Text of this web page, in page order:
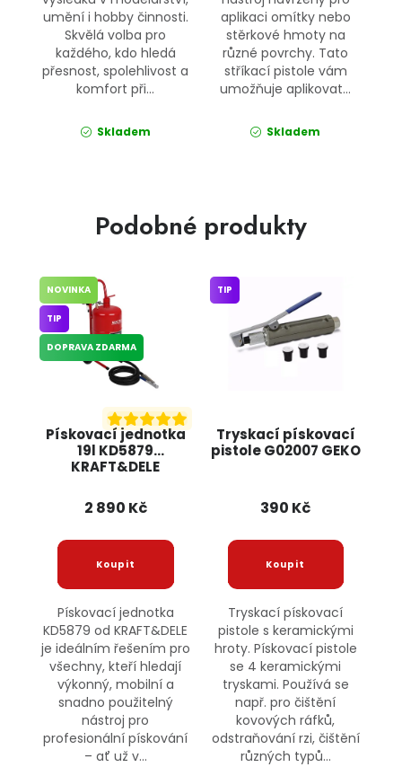
umění i hobby činnosti.
Skvělá volba pro
každého, kdo hledá
přesnost, spolehlivost a
komfort při...
Skladem
aplikaci omítky nebo
stěrkové hmoty na
různé povrchy. Tato
stříkací pistole vám
umožňuje aplikovat...
Skladem
Podobné produkty
Pískovací jednotka
19l KD5879
KRAFT&DELE
NOVINKA
TIP
DOPRAVA ZDARMA
2 890 Kč
Pískovací jednotka
KD5879 od KRAFT&DELE
je ideálním řešením pro
všechny, kteří hledají
výkonný, mobilní a
snadno použitelný
nástroj pro
profesionální pískování
– ať už v...
Tryskací pískovací
pistole G02007 GEKO
TIP
390 Kč
Tryskací pískovací
pistole s keramickými
hroty. Pískovací pistole
se 4 keramickými
tryskami. Používá se
např. pro čištění
kovových ráfků,
odstraňování rzi, čištění
různých typů...